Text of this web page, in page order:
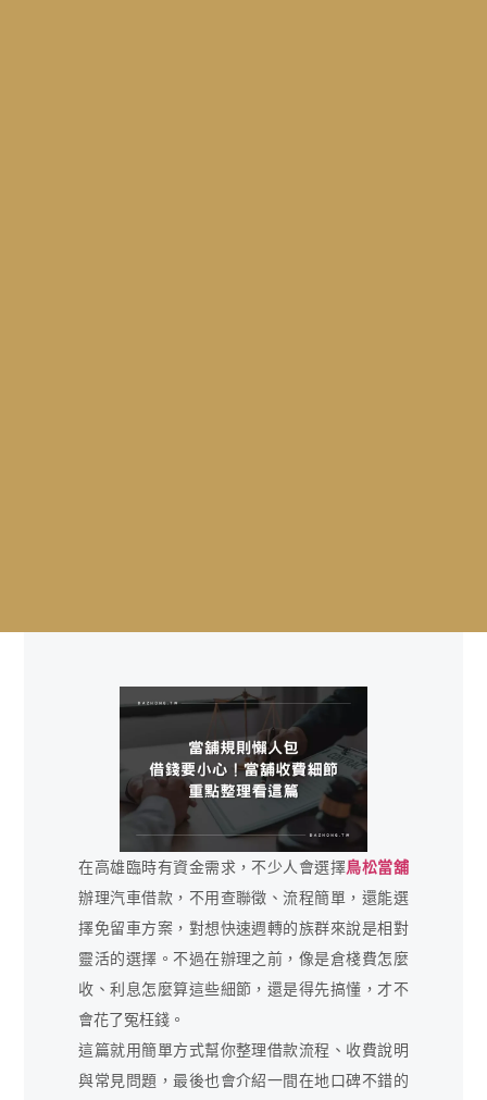
在高雄臨時有資金需求，不少人會選擇鳥松當舖
辦理汽車借款，不用查聯徵、流程簡單，還能選
擇免留車方案，對想快速週轉的族群來說是相對
靈活的選擇。不過在辦理之前，像是倉棧費怎麼
收、利息怎麼算這些細節，還是得先搞懂，才不
會花了冤枉錢。
這篇就用簡單方式幫你整理借款流程、收費說明
與常見問題，最後也會介紹一間在地口碑不錯的